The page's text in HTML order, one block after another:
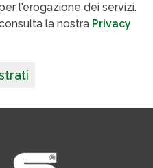
l'erogazione dei servizi.
la nostra Privacy